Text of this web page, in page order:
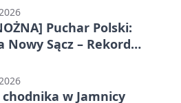
Puchar Polski:
Nowy Sącz – Rekord
w Jamnicy